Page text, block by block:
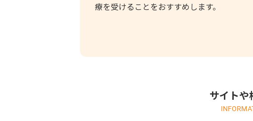
療を受けることをおすすめします。
サイトや